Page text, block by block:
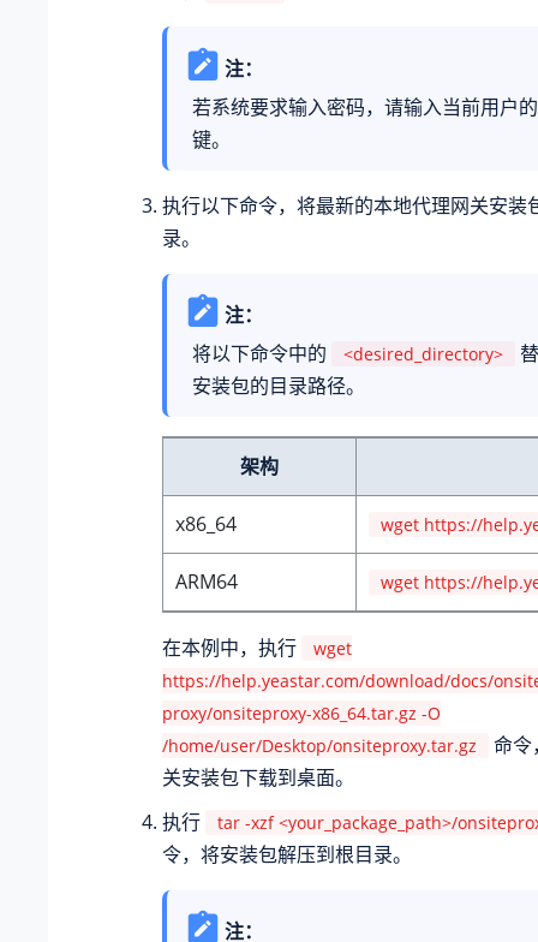
注：
若系统要求输入密码，请输入当前用户
键。
执行以下命令，将最新的本地代理网关安装
录。
注：
将以下命令中的
<desired_directory>
安装包的目录路径。
架构
x86_64 wget https://
ARM64 wget https://
在本例中，执行
wget
https://help.yeastar.com/download/docs/
proxy/onsiteproxy-x86_64.tar.gz -O
/home/user/Desktop/onsiteproxy.tar.gz
命令
关安装包下载到桌面。
执行
tar -xzf <your_package_path>/
令，将安装包解压到根目录。
注：